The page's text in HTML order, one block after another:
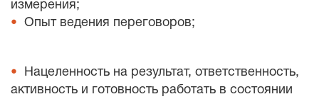
измерения;
Опыт ведения переговоров;
Нацеленность на результат, ответственность,
активность и готовность работать в состоянии